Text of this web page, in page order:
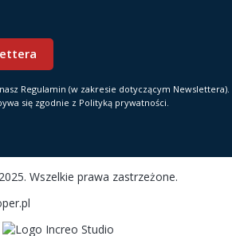
Regulamin (w zakresie dotyczącym Newslettera).
się zgodnie z Polityką prywatności.
Wszelkie prawa zastrzeżone.